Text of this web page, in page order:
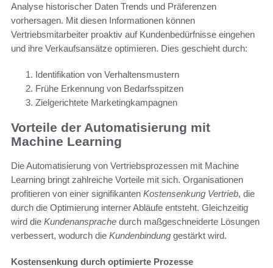
Analyse historischer Daten Trends und Präferenzen
vorhersagen. Mit diesen Informationen können
Vertriebsmitarbeiter proaktiv auf Kundenbedürfnisse eingehen
und ihre Verkaufsansätze optimieren. Dies geschieht durch:
Identifikation von Verhaltensmustern
Frühe Erkennung von Bedarfsspitzen
Zielgerichtete Marketingkampagnen
Vorteile der Automatisierung mit
Machine Learning
Die Automatisierung von Vertriebsprozessen mit Machine
Learning bringt zahlreiche Vorteile mit sich. Organisationen
profitieren von einer signifikanten Kostensenkung Vertrieb, die
durch die Optimierung interner Abläufe entsteht. Gleichzeitig
wird die Kundenansprache durch maßgeschneiderte Lösungen
verbessert, wodurch die Kundenbindung gestärkt wird.
Kostensenkung durch optimierte Prozesse